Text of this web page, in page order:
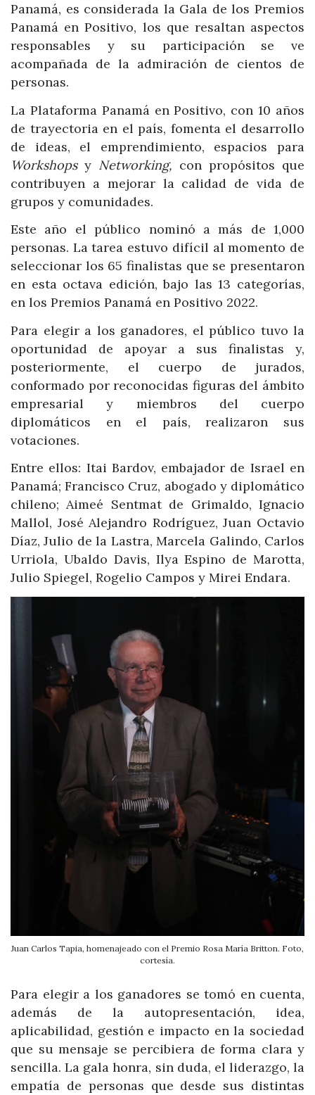
Panamá, es considerada la Gala de los Premios
Panamá en Positivo, los que resaltan aspectos
responsables y su participación se ve
acompañada de la admiración de cientos de
personas.
La Plataforma Panamá en Positivo, con 10 años
de trayectoria en el país, fomenta el desarrollo
de ideas, el emprendimiento, espacios para
Workshopsy Networking, con propósitos que
contribuyen a mejorar la calidad de vida de
grupos y comunidades.
Este año el público nominó a más de 1,000
personas. La tarea estuvo difícil al momento de
seleccionar los 65 finalistas que se presentaron
en esta octava edición, bajo las 13 categorías,
en los Premios Panamá en Positivo 2022.
Para elegir a los ganadores, el público tuvo la
oportunidad de apoyar a sus finalistas y,
posteriormente, el cuerpo de jurados,
conformado por reconocidas figuras del ámbito
empresarial y miembros del cuerpo
diplomáticos en el país, realizaron sus
votaciones.
Entre ellos: Itai Bardov, embajador de Israel en
Panamá; Francisco Cruz, abogado y diplomático
chileno; Aimeé Sentmat de Grimaldo, Ignacio
Mallol, José Alejandro Rodríguez, Juan Octavio
Díaz, Julio de la Lastra, Marcela Galindo, Carlos
Urriola, Ubaldo Davis, Ilya Espino de Marotta,
Julio Spiegel, Rogelio Campos y Mirei Endara.
Juan Carlos Tapia, homenajeado con el Premio Rosa María Britton. Foto,
cortesía.
Para elegir a los ganadores se tomó en cuenta,
además de la autopresentación, idea,
aplicabilidad, gestión e impacto en la sociedad
que su mensaje se percibiera de forma clara y
sencilla. La gala honra, sin duda, el liderazgo, la
empatía de personas que desde sus distintas